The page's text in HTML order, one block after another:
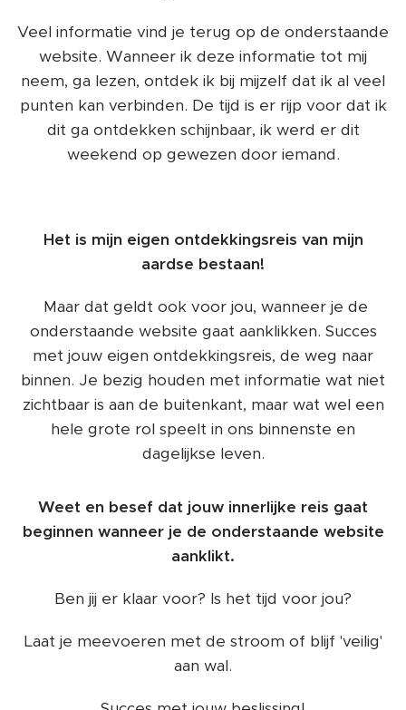
Veel informatie vind je terug op de onderstaande
website. Wanneer ik deze informatie tot mij
neem, ga lezen, ontdek ik bij mijzelf dat ik al veel
punten kan verbinden. De tijd is er rijp voor dat ik
dit ga ontdekken schijnbaar, ik werd er dit
weekend op gewezen door iemand.
Het is mijn eigen ontdekkingsreis van mijn
aardse bestaan!
Maar dat geldt ook voor jou, wanneer je de
onderstaande website gaat aanklikken. Succes
met jouw eigen ontdekkingsreis, de weg naar
binnen. Je bezig houden met informatie wat niet
zichtbaar is aan de buitenkant, maar wat wel een
hele grote rol speelt in ons binnenste en
dagelijkse leven.
Weet en besef dat jouw innerlijke reis gaat
beginnen wanneer je de onderstaande website
aanklikt.
Ben jij er klaar voor? Is het tijd voor jou?
Laat je meevoeren met de stroom of blijf 'veilig'
aan wal.